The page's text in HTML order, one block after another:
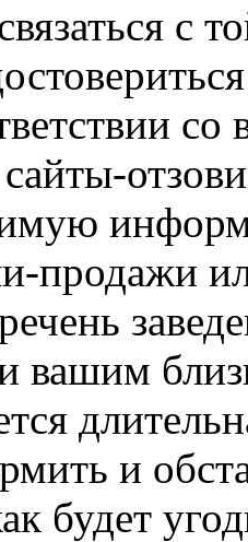
с
продажи
вашим
и
будет